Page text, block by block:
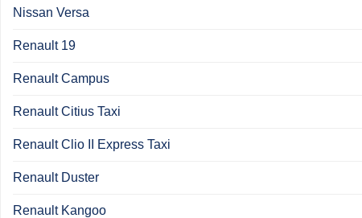
Nissan Versa
Renault 19
Renault Campus
Renault Citius Taxi
Renault Clio II Express Taxi
Renault Duster
Renault Kangoo